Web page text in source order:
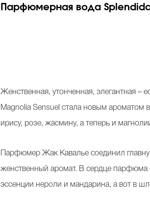
Парфюмерная вода
Женственная, утонченная, элегантная –
Magnolia Sensuel стала новым
ирису, розе, жасмину, а теперь и
Парфюмер Жак Кавалье соединил
женственный аромат. В сердце парфюма
эссенции нероли и мандарина, а вот в